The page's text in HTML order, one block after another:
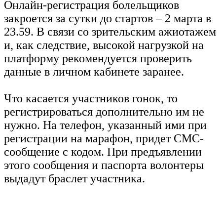
Онлайн-регистрация болельщиков
закроется за сутки до стартов – 2 марта в
23.59. В связи со зрительским ажиотажем
и, как следствие, высокой нагрузкой на
платформу рекомендуется проверить
данные в личном кабинете заранее.
Что касается участников гонок, то
регистрироваться дополнительно им не
нужно. На телефон, указанный ими при
регистрации на марафон, придет СМС-
сообщение с кодом. При предъявлении
этого сообщения и паспорта волонтеры
выдадут браслет участника.